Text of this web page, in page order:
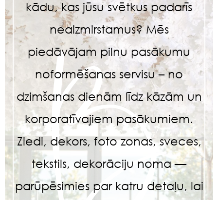
kādu, kas jūsu svētkus padarīs
neaizmirstamus? Mēs
piedāvājam pilnu pasākumu
noformēšanas servisu – no
dzimšanas dienām līdz kāzām un
korporatīvajiem pasākumiem.
Ziedi, dekors, foto zonas, sveces,
tekstils, dekorāciju noma —
parūpēsimies par katru detaļu, lai